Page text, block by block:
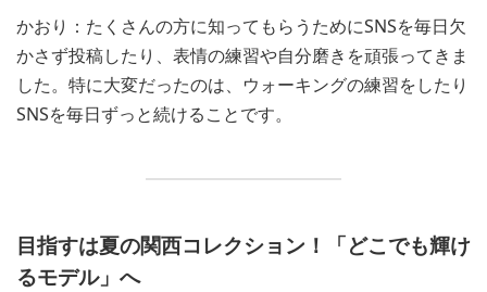
かおり：たくさんの方に知ってもらうためにSNSを毎日欠
かさず投稿したり、表情の練習や自分磨きを頑張ってきま
した。特に大変だったのは、ウォーキングの練習をしたり
SNSを毎日ずっと続けることです。
目指すは夏の関西コレクション！「どこでも輝け
るモデル」へ